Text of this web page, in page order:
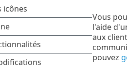
Vous
l'aide
aux
pouvez